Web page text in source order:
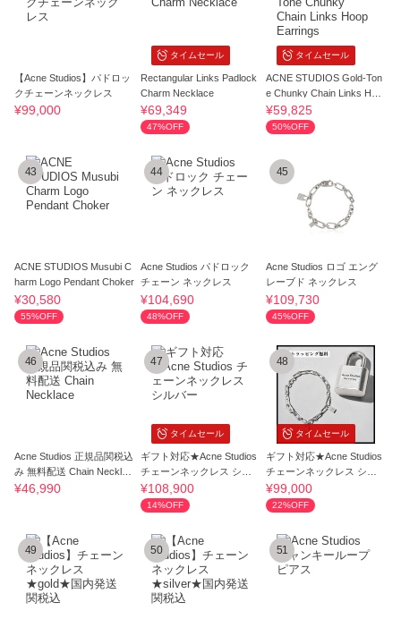
【Acne Studios】パドロッ
クチェーンネックレス
¥99,000
タイムセール
Rectangular Links Padlock
Charm Necklace
¥69,349
47%OFF
タイムセール
ACNE STUDIOS Gold-Ton
e Chunky Chain Links Hoo
p Earrings
¥59,825
50%OFF
43
ACNE STUDIOS Musubi C
harm Logo Pendant Choker
¥30,580
55%OFF
44
Acne Studios パドロック
チェーン ネックレス
¥104,690
48%OFF
45
Acne Studios ロゴ エング
レーブド ネックレス
¥109,730
45%OFF
46
Acne Studios 正規品関税込
み 無料配送 Chain Necklac
e
¥46,990
タイムセール
47
ギフト対応★Acne Studios
チェーンネックレス シル
バー
¥108,900
14%OFF
タイムセール
48
ギフト対応★Acne Studios
チェーンネックレス シル
バー
¥99,000
22%OFF
49 50 51